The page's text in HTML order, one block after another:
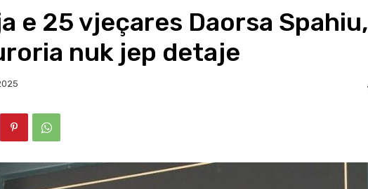
e 25 vjeçares Daorsa Spahiu,
nuk jep detaje